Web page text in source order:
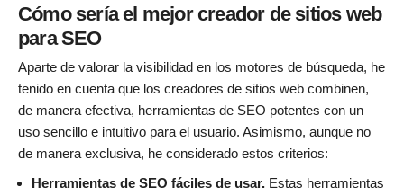
Cómo sería el mejor creador de sitios web
para SEO
Aparte de valorar la visibilidad en los motores de búsqueda, he
tenido en cuenta que los creadores de sitios web combinen,
de manera efectiva, herramientas de SEO potentes con un
uso sencillo e intuitivo para el usuario. Asimismo, aunque no
de manera exclusiva, he considerado estos criterios:
Herramientas de SEO fáciles de usar. Estas herramientas